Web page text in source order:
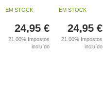
EM STOCK
24,95 €
21.00% Impostos
incluído
EM STOCK
24,95 €
21.00% Impostos
incluído